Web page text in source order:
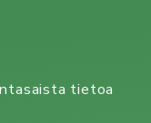
tietoa